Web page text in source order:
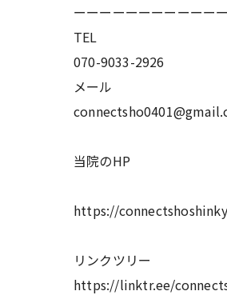
ーーーーーーーーーーー
TEL
070-9033-2926
メール
当院のHP
https://
リンクツリー
https://linktr.ee/